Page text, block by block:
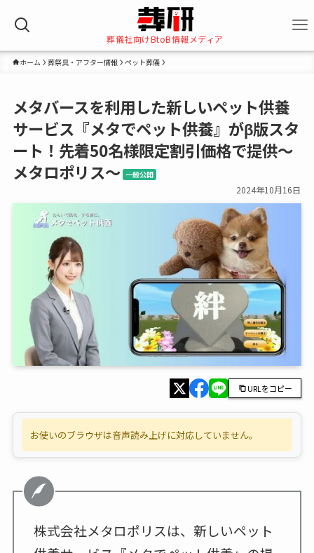
葬儀社向けBtoB情報メディア
ホーム 葬祭具・アフター情報 ペット葬儀
メタバースを利用した新しいペット供養
サービス『メタでペット供養』がβ版スタ
ート！先着50名様限定割引価格で提供～
メタロポリス～ 一般公開
2024年10月16日
URLをコピー
お使いのブラウザは音声読み上げに対応していません。
株式会社メタロポリスは、新しいペット